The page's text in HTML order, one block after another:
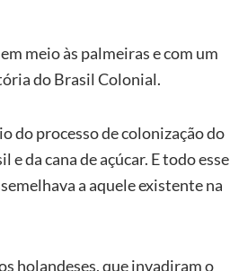
meio às palmeiras e com um
do Brasil Colonial.
do processo de colonização do
e da cana de açúcar. E todo esse
a aquele existente na
holandeses, que invadiram o